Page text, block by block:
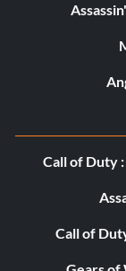
Call of Duty
Call of